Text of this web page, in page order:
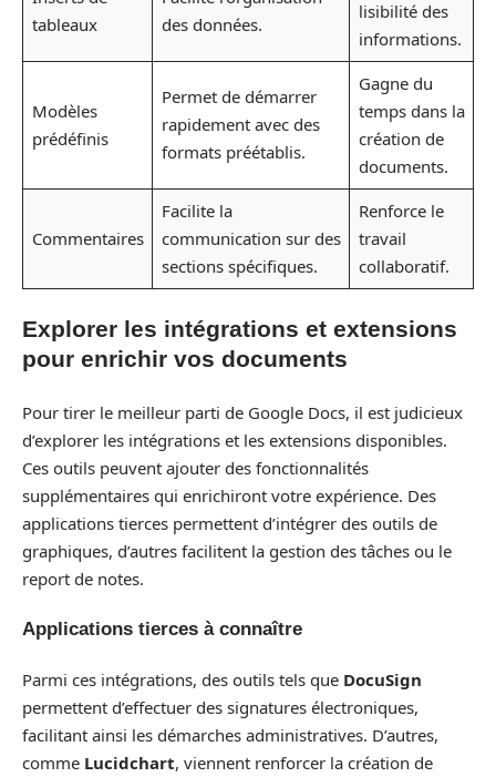
tableaux
des données.
lisibilité des
informations.
Modèles
prédéfinis
Permet de démarrer
rapidement avec des
formats préétablis.
Gagne du
temps dans la
création de
documents.
Commentaires
Facilite la
communication sur des
sections spécifiques.
Renforce le
travail
collaboratif.
Explorer les intégrations et extensions
pour enrichir vos documents
Pour tirer le meilleur parti de Google Docs, il est judicieux
d’explorer les intégrations et les extensions disponibles.
Ces outils peuvent ajouter des fonctionnalités
supplémentaires qui enrichiront votre expérience. Des
applications tierces permettent d’intégrer des outils de
graphiques, d’autres facilitent la gestion des tâches ou le
report de notes.
Applications tierces à connaître
Parmi ces intégrations, des outils tels que DocuSign
permettent d’effectuer des signatures électroniques,
facilitant ainsi les démarches administratives. D’autres,
comme Lucidchart, viennent renforcer la création de